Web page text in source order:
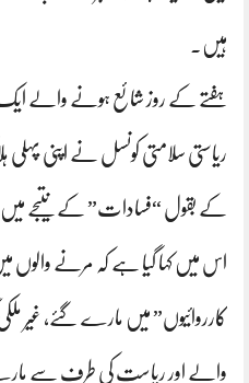
ہیں۔
ہفتے کے روز شائع ہونے والے ایک
ریاستی سلامتی کونسل نے اپنی پہلی
کے بقول “فسادات” کے نتیجے
اس میں کہا گیا ہے کہ مرنے والوں
کارروائیوں” میں مارے گئے، غیر
والے اور ریاست کی طرف سے